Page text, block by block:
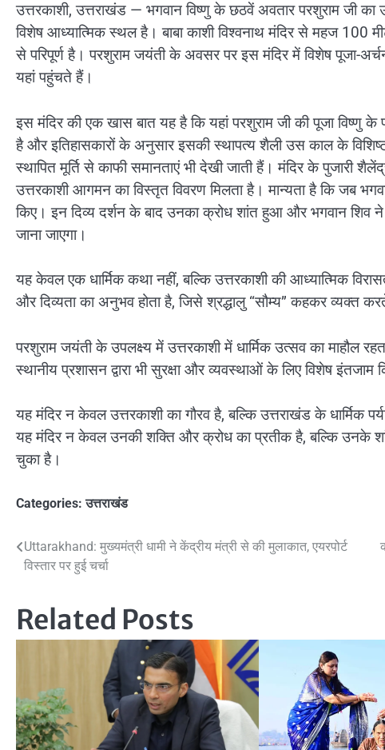
उत्तरकाशी, उत्तराखंड — भगवान विष्णु के छठवें अवतार परशुराम जी
विशेष आध्यात्मिक स्थल है। बाबा काशी विश्वनाथ मंदिर से महज 100
से परिपूर्ण है। परशुराम जयंती के अवसर पर इस मंदिर में विशेष पूजा-
यहां पहुंचते हैं।
इस मंदिर की एक खास बात यह है कि यहां परशुराम जी की पूजा विष्णु के
है और इतिहासकारों के अनुसार इसकी स्थापत्य शैली उस काल के
स्थापित मूर्ति से काफी समानताएं भी देखी जाती हैं। मंदिर के पुजारी
उत्तरकाशी आगमन का विस्तृत विवरण मिलता है। मान्यता है कि जब
किए। इन दिव्य दर्शन के बाद उनका क्रोध शांत हुआ और भगवान शिव
जाना जाएगा।
यह केवल एक धार्मिक कथा नहीं, बल्कि उत्तरकाशी की आध्यात्मिक
और दिव्यता का अनुभव होता है, जिसे श्रद्धालु “सौम्य” कहकर व्यक्त
परशुराम जयंती के उपलक्ष्य में उत्तरकाशी में धार्मिक उत्सव का माहौल
स्थानीय प्रशासन द्वारा भी सुरक्षा और व्यवस्थाओं के लिए विशेष
यह मंदिर न केवल उत्तरकाशी का गौरव है, बल्कि उत्तराखंड के धार्मिक
यह मंदिर न केवल उनकी शक्ति और क्रोध का प्रतीक है, बल्कि उनके
चुका है।
Categories:उत्तराखंड
Post
navigation
Uttarakhand: मुख्यमंत्री धामी ने केंद्रीय मंत्री से की मुलाकात, एयरपोर्ट
विस्तार पर हुई चर्चा
Related Posts